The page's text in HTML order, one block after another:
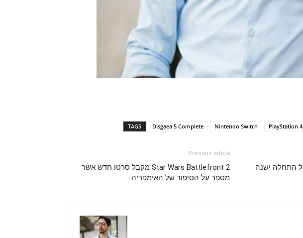
TAGS Disgaea 5 Complete Nintendo Switch PlayStation 4
Previous article
Star Wars Battlefront 2 מקבל סרטו חדש אשר
מספר על הסיפור של האימפריה